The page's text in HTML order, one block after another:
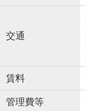
交通
賃料
管理費等